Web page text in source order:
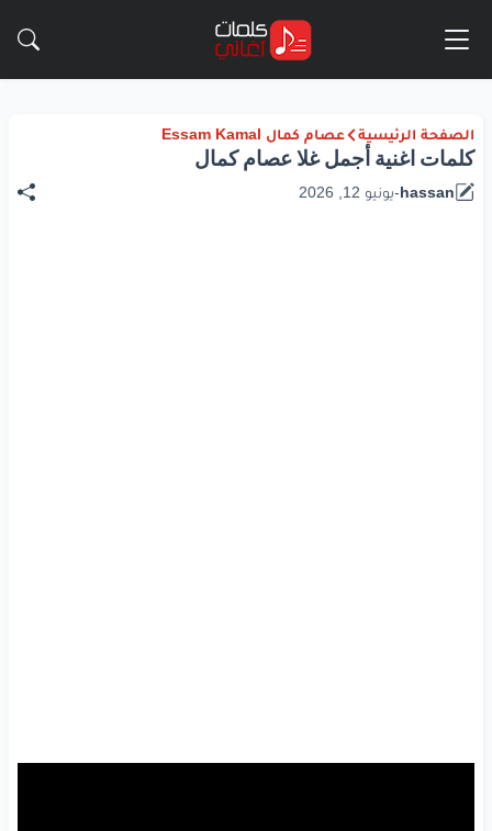
الصفحة الرئيسية عصام كمال Essam Kamal
كلمات اغنية أجمل غلا عصام كمال
hassan
-يونيو 12, 2026